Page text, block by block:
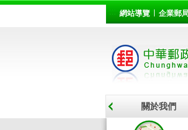
::: 網站導覽 企業郵
關於我們